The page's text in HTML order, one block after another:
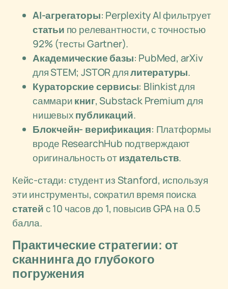
AI-агрегаторы: Perplexity AI фильтрует
статьи по релевантности, с точностью
92% (тесты Gartner).
Академические базы: PubMed, arXiv
для STEM; JSTOR длялитературы.
Кураторские сервисы: Blinkist для
саммарикниг, Substack Premium для
нишевыхпубликаций.
Блокчейн- верификация: Платформы
вроде ResearchHub подтверждают
оригинальность отиздательств.
Кейс-стади: студент из Stanford, используя
эти инструменты, сократил время поиска
статейс 10 часов до 1, повысив GPA на 0.5
балла.
Практические стратегии: от
сканнинга до глубокого
погружения